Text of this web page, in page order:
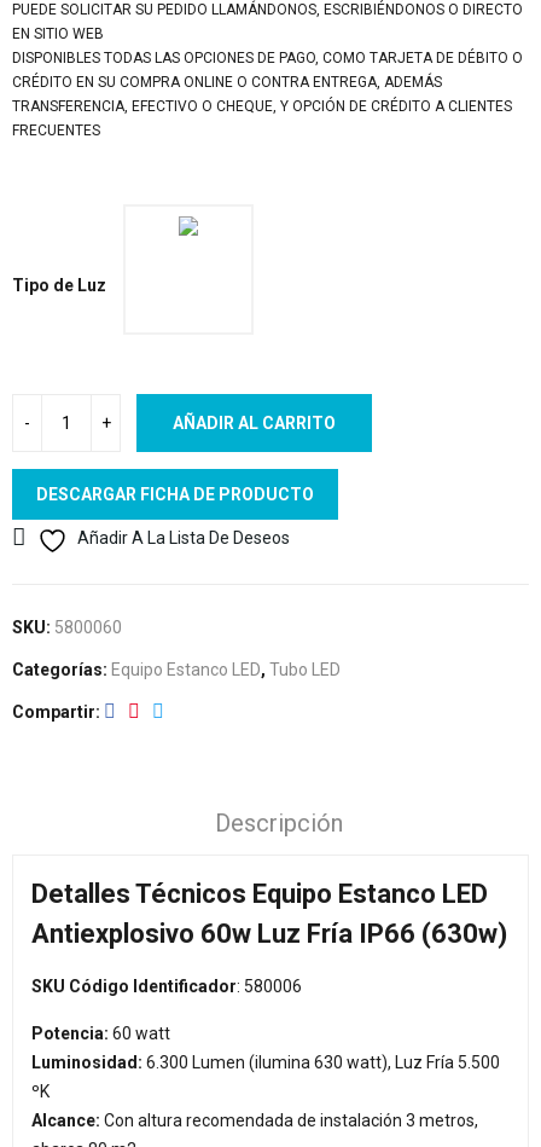
PUEDE SOLICITAR SU PEDIDO LLAMÁNDONOS, ESCRIBIÉNDONOS O DIRECTO
EN SITIO WEB
DISPONIBLES TODAS LAS OPCIONES DE PAGO, COMO TARJETA DE DÉBITO O
CRÉDITO EN SU COMPRA ONLINE O CONTRA ENTREGA, ADEMÁS
TRANSFERENCIA, EFECTIVO O CHEQUE, Y OPCIÓN DE CRÉDITO A CLIENTES
FRECUENTES
Tipo de Luz
AÑADIR AL CARRITO
DESCARGAR FICHA DE PRODUCTO
Añadir A La Lista De Deseos
SKU: 5800060
Categorías: Equipo Estanco LED, Tubo LED
Compartir
Descripción
Detalles Técnicos Equipo Estanco LED
Antiexplosivo 60w Luz Fría IP66 (630w)
SKU Código Identificador: 580006
Potencia: 60 watt
Luminosidad: 6.300 Lumen (ilumina 630 watt), Luz Fría 5.500
ºK
Alcance: Con altura recomendada de instalación 3 metros,